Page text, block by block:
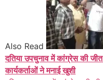
Also Read
दतिया उपचुनाव में कांग्रेस की
कार्यकर्ताओं ने मनाई खुशी